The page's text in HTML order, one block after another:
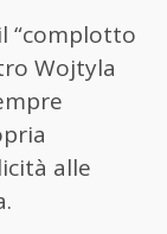
“complotto
Wojtyla
alle